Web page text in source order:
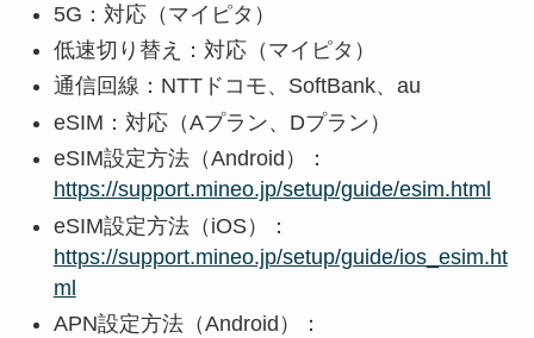
5G：対応（マイピタ）
低速切り替え：対応（マイピタ）
通信回線：NTTドコモ、SoftBank、au
eSIM：対応（Aプラン、Dプラン）
eSIM設定方法（Android）：
https://support.mineo.jp/setup/guide/esim.html
eSIM設定方法（iOS）：
https://support.mineo.jp/setup/guide/ios_esim.ht
ml
APN設定方法（Android）：